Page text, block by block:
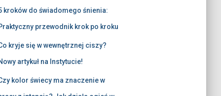
kroków do świadomego śnienia:
przewodnik krok po kroku
kryje się w wewnętrznej ciszy?
artykuł na Instytucie!
kolor świecy ma znaczenie w